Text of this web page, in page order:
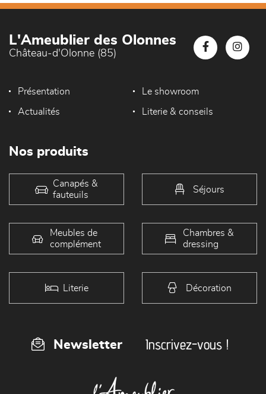
L'Ameublier des Olonnes
Château-d'Olonne (85)
Présentation Le showroom
Actualités Literie & conseils
Nos produits
Canapés &
fauteuils
Séjours
Meubles de
complément
Chambres &
dressing
Literie Décoration
Newsletter Inscrivez-vous !